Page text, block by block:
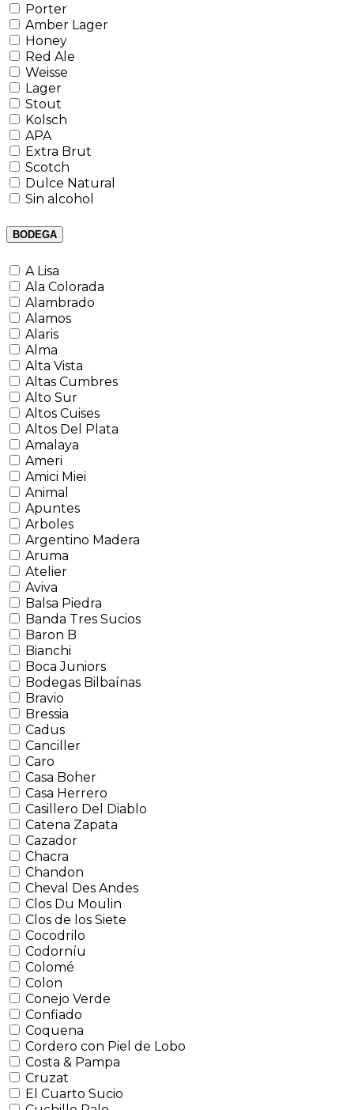
Porter
Amber Lager
Honey
Red Ale
Weisse
Lager
Stout
Kolsch
APA
Extra Brut
Scotch
Dulce Natural
Sin alcohol
BODEGA
A Lisa
Ala Colorada
Alambrado
Alamos
Alaris
Alma
Alta Vista
Altas Cumbres
Alto Sur
Altos Cuises
Altos Del Plata
Amalaya
Ameri
Amici Miei
Animal
Apuntes
Arboles
Argentino Madera
Aruma
Atelier
Aviva
Balsa Piedra
Banda Tres Sucios
Baron B
Bianchi
Boca Juniors
Bodegas Bilbaínas
Bravio
Bressia
Cadus
Canciller
Caro
Casa Boher
Casa Herrero
Casillero Del Diablo
Catena Zapata
Cazador
Chacra
Chandon
Cheval Des Andes
Clos Du Moulin
Clos de los Siete
Cocodrilo
Codorníu
Colomé
Colon
Conejo Verde
Confiado
Coquena
Cordero con Piel de Lobo
Costa & Pampa
Cruzat
El Cuarto Sucio